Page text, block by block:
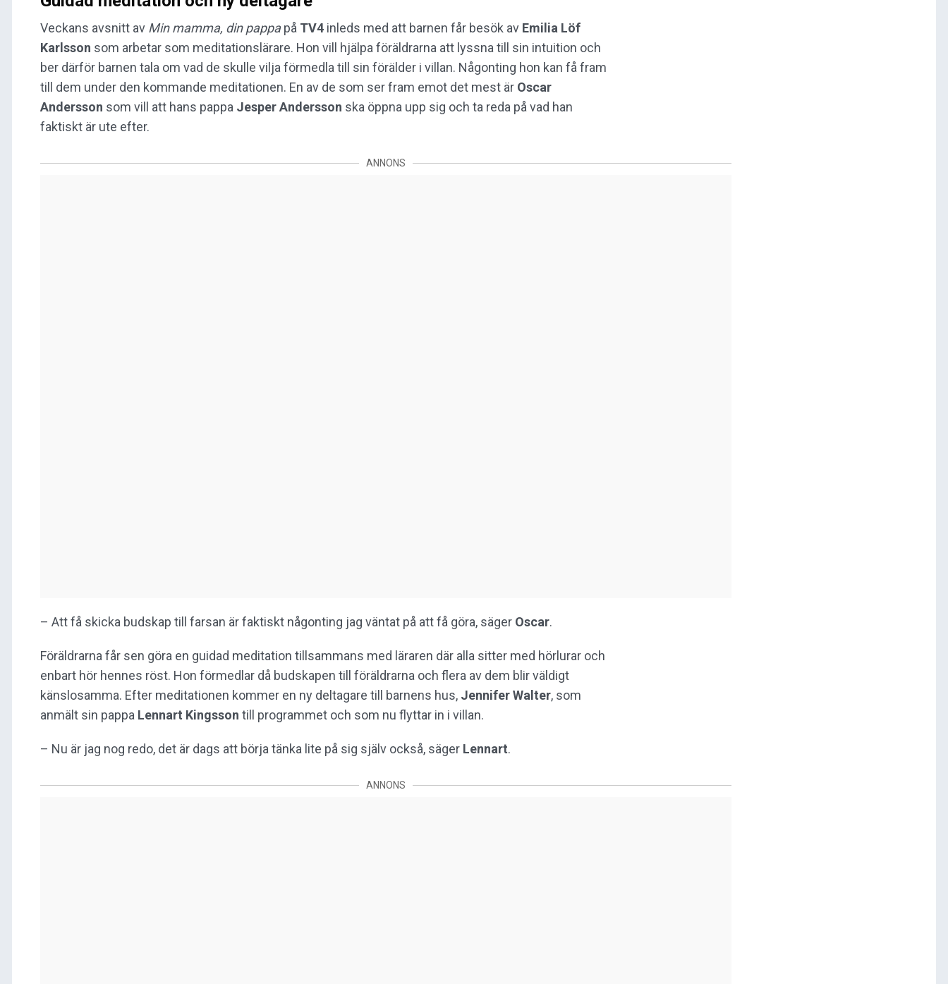
Veckans avsnitt av Min mamma, din pappapå TV4 inleds med att barnen får besök av Emilia Löf
Karlsson som arbetar som meditationslärare. Hon vill hjälpa föräldrarna att lyssna till sin intuition och
ber därför barnen tala om vad de skulle vilja förmedla till sin förälder i villan. Någonting hon kan få fram
till dem under den kommande meditationen. En av de som ser fram emot det mest är Oscar
Andersson som vill att hans pappa Jesper Andersson ska öppna upp sig och ta reda på vad han
faktiskt är ute efter.
ANNONS
– Att få skicka budskap till farsan är faktiskt någonting jag väntat på att få göra, säger Oscar.
Föräldrarna får sen göra en guidad meditation tillsammans med läraren där alla sitter med hörlurar och
enbart hör hennes röst. Hon förmedlar då budskapen till föräldrarna och flera av dem blir väldigt
känslosamma. Efter meditationen kommer en ny deltagare till barnens hus, Jennifer Walter, som
anmält sin pappa Lennart Kingsson till programmet och som nu flyttar in i villan.
– Nu är jag nog redo, det är dags att börja tänka lite på sig själv också, säger Lennart.
ANNONS